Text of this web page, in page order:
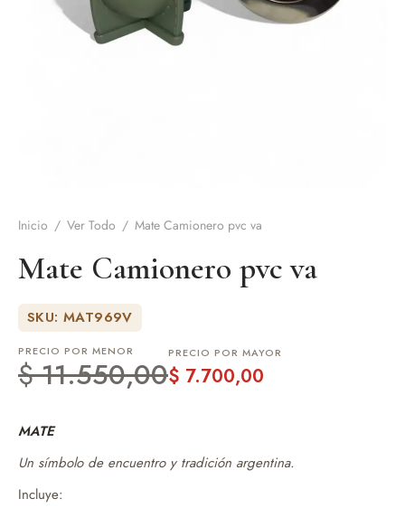
Inicio / Ver Todo / Mate Camionero pvc va
Mate Camionero pvc va
SKU: MAT969V
PRECIO POR MENOR
$11.550,00
PRECIO POR MAYOR
$ 7.700,00
MATE
Un símbolo de encuentro y tradición argentina.
Incluye:
Asado y vino